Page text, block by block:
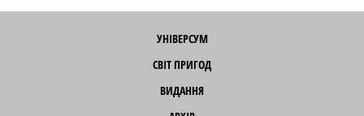
УНІВЕРСУМ
СВІТ ПРИГОД
ВИДАННЯ